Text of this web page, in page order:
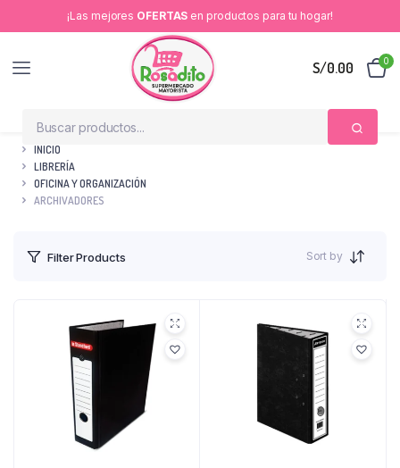
¡Las mejores OFERTAS en productos para tu hogar!
S/0.00 0
INICIO
LIBRERÍA
OFICINA Y ORGANIZACIÓN
ARCHIVADORES
Filter Products Sort by